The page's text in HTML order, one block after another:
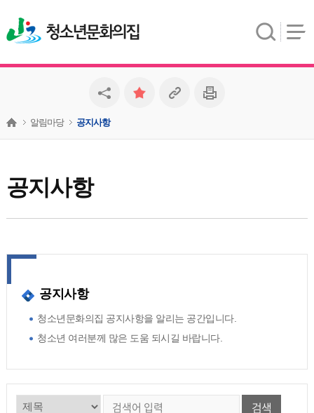
청소년문화의집
공지사항
알림마당 공지사항
공지사항
청소년문화의집 공지사항을 알리는 공간입니다.
청소년 여러분께 많은 도움 되시길 바랍니다.
검색